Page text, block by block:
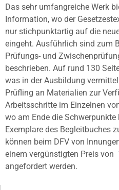
Das sehr umfangreiche Werk
Information, wo der
nur stichpunktartig auf die
eingeht. Ausführlich sind zum
Prüfungs- und
beschrieben. Auf rund 130
was in der Ausbildung
Prüfling an Materialien zur
Arbeitsschritte im Einzelnen
wo am Ende die Schwerpunkte
Exemplare des Begleitbuches
können beim DFV von
einem vergünstigten Preis von
angefordert werden.